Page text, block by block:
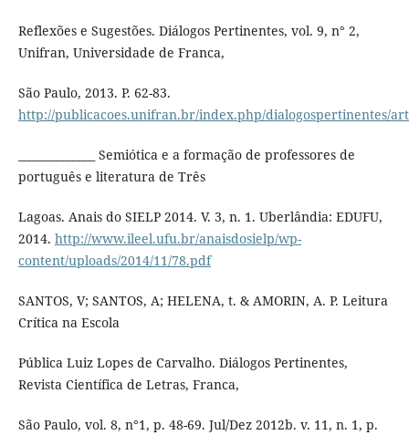
Reflexões e Sugestões. Diálogos Pertinentes, vol. 9, n° 2,
Unifran, Universidade de Franca,
São Paulo, 2013. P. 62-83.
http://publicacoes.unifran.br/index.php/dialogospertinentes/
______________ Semiótica e a formação de professores de
português e literatura de Três
Lagoas. Anais do SIELP 2014. V. 3, n. 1. Uberlândia: EDUFU,
2014. http://www.ileel.ufu.br/anaisdosielp/wp-
content/uploads/2014/11/78.pdf
SANTOS, V; SANTOS, A; HELENA, t. & AMORIN, A. P. Leitura
Crítica na Escola
Pública Luiz Lopes de Carvalho. Diálogos Pertinentes,
Revista Científica de Letras, Franca,
São Paulo, vol. 8, n°1, p. 48-69. Jul/Dez 2012b. v. 11, n. 1, p.